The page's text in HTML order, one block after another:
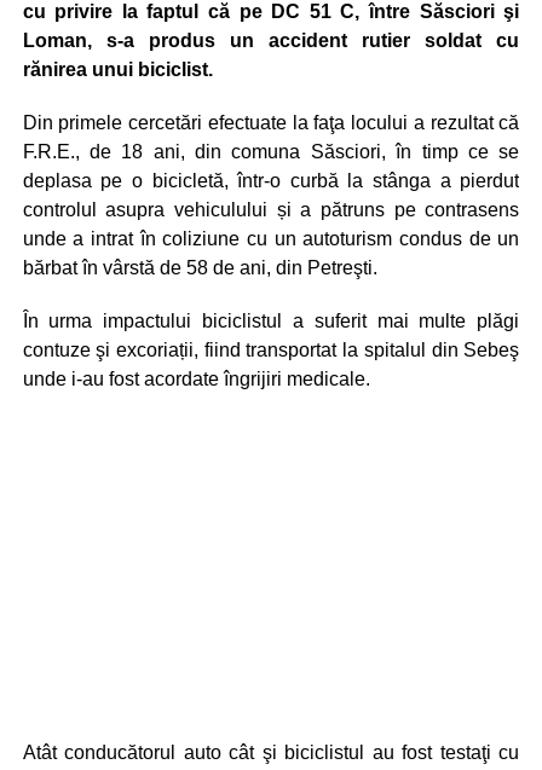
cu privire la faptul că pe DC 51 C, între Săsciori şi
Loman, s-a produs un accident rutier soldat cu
rănirea unui biciclist.
Din primele cercetări efectuate la faţa locului a rezultat că
F.R.E., de 18 ani, din comuna Săsciori, în timp ce se
deplasa pe o bicicletă, într-o curbă la stânga a pierdut
controlul asupra vehiculului și a pătruns pe contrasens
unde a intrat în coliziune cu un autoturism condus de un
bărbat în vârstă de 58 de ani, din Petreşti.
În urma impactului biciclistul a suferit mai multe plăgi
contuze şi excoriații, fiind transportat la spitalul din Sebeş
unde i-au fost acordate îngrijiri medicale.
Atât conducătorul auto cât şi biciclistul au fost testaţi cu